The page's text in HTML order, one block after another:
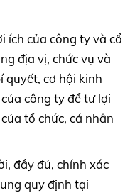
ích của công ty và cổ
địa vị, chức vụ và
quyết, cơ hội kinh
công ty để tư lợi
tổ chức, cá nhân
đầy đủ, chính xác
quy định tại